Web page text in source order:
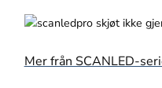
Mer från SCANLED-